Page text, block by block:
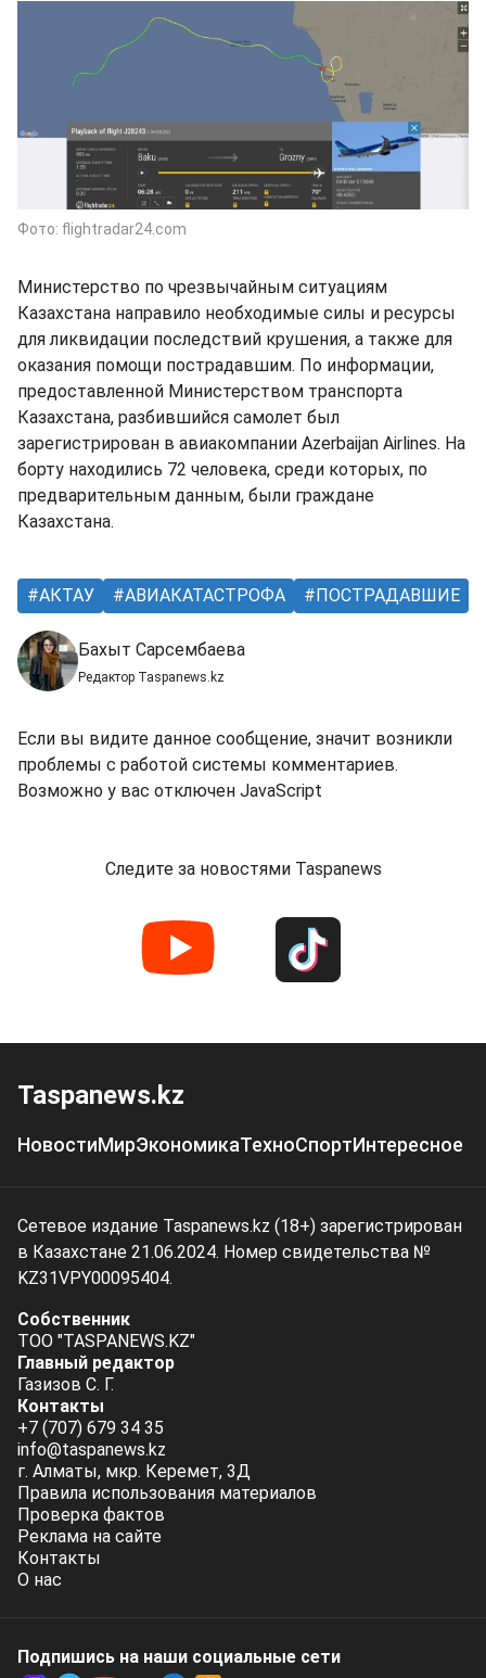
Фото: flightradar24.com
Министерство по чрезвычайным ситуациям
Казахстана направило необходимые силы и ресурсы
для ликвидации последствий крушения, а также для
оказания помощи пострадавшим. По информации,
предоставленной Министерством транспорта
Казахстана, разбившийся самолет был
зарегистрирован в авиакомпании Azerbaijan Airlines. На
борту находились 72 человека, среди которых, по
предварительным данным, были граждане
Казахстана.
АКТАУ АВИАКАТАСТРОФА ПОСТРАДАВШИЕ
Бахыт Сарсембаева
Редактор Taspanews.kz
Если вы видите данное сообщение, значит возникли
проблемы с работой системы комментариев.
Возможно у вас отключен JavaScript
Следите за новостями Taspanews
Taspanews.kz
НовостиМирЭкономикаТехноСпортИнтересное
Сетевое издание Taspanews.kz (18+) зарегистрирован
в Казахстане 21.06.2024. Номер свидетельства №
KZ31VPY00095404.
Собственник
ТОО "TASPANEWS.KZ"
Главный редактор
Газизов С. Г.
Контакты
+7 (707) 679 34 35
info@taspanews.kz
г. Алматы, мкр. Керемет, 3Д
Правила использования материалов
Проверка фактов
Реклама на сайте
Контакты
О нас
Подпишись на наши социальные cети